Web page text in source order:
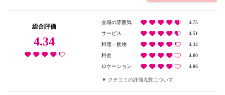
総合評価
4.34
会場の雰囲気
4.75
サービス
4.51
料理・飲物
4.32
料金
4.00
ロケーション
4.06
クチコミの評価点数について